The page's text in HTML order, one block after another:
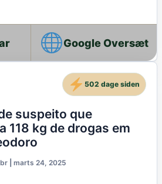
Google Oversæt
suspeito que
118 kg de drogas em
marts 24, 2025
502 dage siden